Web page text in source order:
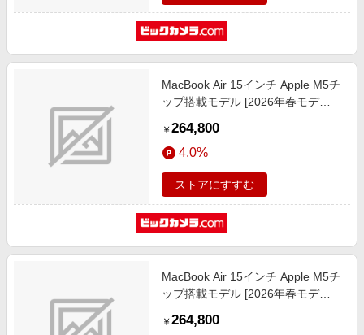
MacBook Air 15インチ Apple M5チ
ップ搭載モデル [2026年春モデ
CPUと10コアGPU] ミッドナイト
MDVH4J/A
￥ 264,800
4.0%
ストアにすすむ
MacBook Air 15インチ Apple M5チ
ップ搭載モデル [2026年春モデ
CPUと10コアGPU] シルバー
￥ 264,800